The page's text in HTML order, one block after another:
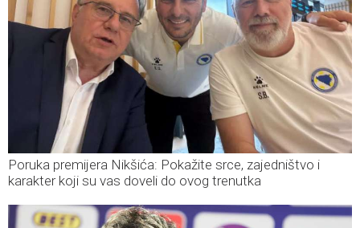
Poruka premijera Nikšića: Pokažite srce, zajedništvo i
karakter koji su vas doveli do ovog trenutka